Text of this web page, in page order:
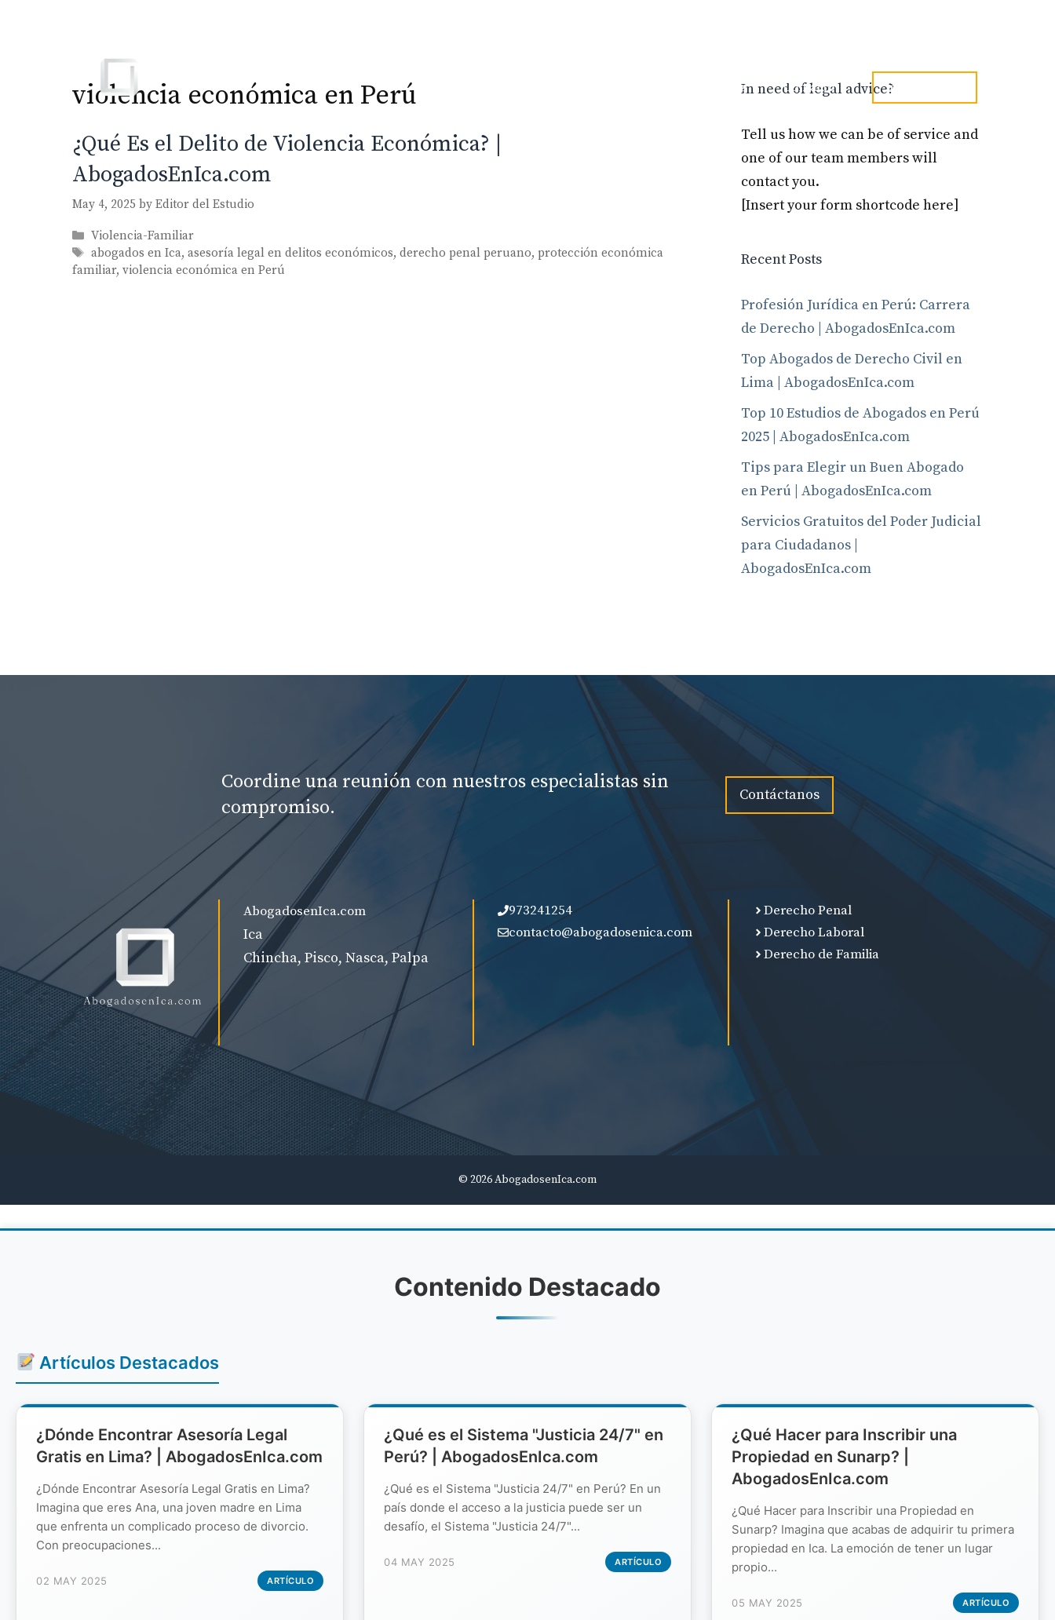
Blog Contacto tel. 973241254
violencia económica en Perú
¿Qué Es el Delito de Violencia Económica? |
AbogadosEnIca.com
May 4, 2025 by Editor del Estudio
Categories
Violencia-Familiar
Tags
abogados en Ica,asesoría legal en delitos económicos,derecho penal peruano, protección económica
familiar, violencia económica en Perú
In need of legal advice?
Tell us how we can be of service and
one of our team members will
contact you.
[Insert your form shortcode here]
Recent Posts
Profesión Jurídica en Perú: Carrera
de Derecho | AbogadosEnIca.com
Top Abogados de Derecho Civil en
Lima | AbogadosEnIca.com
Top 10 Estudios de Abogados en Perú
2025 | AbogadosEnIca.com
Tips para Elegir un Buen Abogado
en Perú | AbogadosEnIca.com
Servicios Gratuitos del Poder Judicial
para Ciudadanos |
AbogadosEnIca.com
Coordine una reunión con nuestros especialistas sin
compromiso.
Contáctanos
AbogadosenIca.com
Ica
Chincha, Pisco, Nasca, Palpa
973241254
contacto@abogadosenica.com
Derecho Penal
Derecho Laboral
Derecho de Familia
© 2026 AbogadosenIca.com
Contenido Destacado
Artículos Destacados
¿Dónde Encontrar Asesoría Legal
Gratis en Lima? | AbogadosEnIca.com
¿Dónde Encontrar Asesoría Legal Gratis en Lima?
Imagina que eres Ana, una joven madre en Lima
que enfrenta un complicado proceso de divorcio.
Con preocupaciones...
02 MAY 2025 ARTÍCULO
¿Qué es el Sistema "Justicia 24/7" en
Perú? | AbogadosEnIca.com
¿Qué es el Sistema "Justicia 24/7" en Perú? En un
país donde el acceso a la justicia puede ser un
desafío, el Sistema "Justicia 24/7"...
04 MAY 2025 ARTÍCULO
¿Qué Hacer para Inscribir una
Propiedad en Sunarp? |
AbogadosEnIca.com
¿Qué Hacer para Inscribir una Propiedad en
Sunarp? Imagina que acabas de adquirir tu primera
propiedad en Ica. La emoción de tener un lugar
propio...
05 MAY 2025 ARTÍCULO